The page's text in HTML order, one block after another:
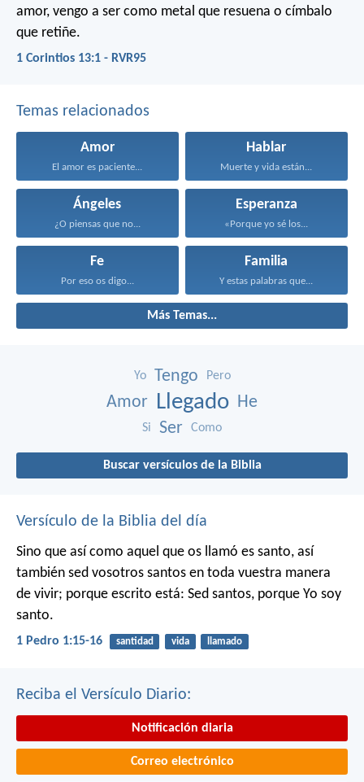
amor, vengo a ser como metal que resuena o címbalo
que retiñe.
1 Corintios 13:1 - RVR95
Temas relacionados
Amor
El amor es paciente...
Hablar
Muerte y vida están...
Ángeles
¿O piensas que no...
Esperanza
«Porque yo sé los...
Fe
Por eso os digo...
Familia
Y estas palabras que...
Más Temas...
Yo Tengo Pero
Amor Llegado He
Si Ser Como
Buscar versículos de la Biblia
Versículo de la Biblia del día
Sino que así como aquel que os llamó es santo, así
también sed vosotros santos en toda vuestra manera
de vivir; porque escrito está: Sed santos, porque Yo soy
santo.
1 Pedro 1:15-16 santidad vida llamado
Reciba el Versículo Diario:
Notificación diaria
Correo electrónico